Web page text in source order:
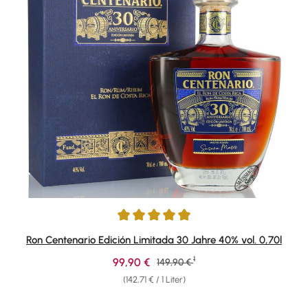
Durchschnittliche Bewertung von 4.92 von 5 Sternen
Ron Centenario Edición Limitada 30 Jahre 40% vol. 0,70l
(142,71 € / 1 Liter)
Verkaufspreis:
99,90 € Regulärer Preis:
149,90 € 1